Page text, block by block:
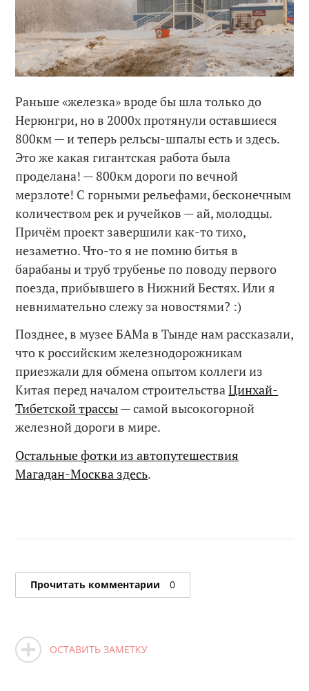
Раньше «железка» вроде бы шла только до
Нерюнгри, но в 2000х протянули оставшиеся
800км — и теперь рельсы-шпалы есть и здесь.
Это же какая гигантская работа была
проделана! — 800км дороги по вечной
мерзлоте! С горными рельефами, бесконечным
количеством рек и ручейков — ай, молодцы.
Причём проект завершили как-то тихо,
незаметно. Что-то я не помню битья в
барабаны и труб трубенье по поводу первого
поезда, прибывшего в Нижний Бестях. Или я
невнимательно слежу за новостями? :)
Позднее, в музее БАМа в Тынде нам рассказали,
что к российским железнодорожникам
приезжали для обмена опытом коллеги из
Китая перед началом строительстваЦинхай-
Тибетской трассы— самой высокогорной
железной дороги в мире.
Остальные фотки из автопутешествия
Магадан-Москва здесь.
Прочитать комментарии 0
ОСТАВИТЬ ЗАМЕТКУ